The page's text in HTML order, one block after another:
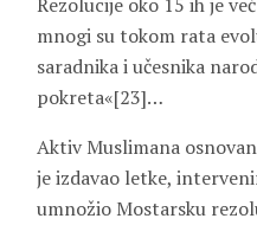
mnogi su tokom rata
saradnika i učesnika
pokreta«[23]…
Aktiv Muslimana
je izdavao letke,
umnožio Mostarsku